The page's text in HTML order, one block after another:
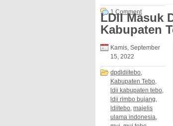
1 Comment
LDII Masuk
Kabupaten
Kamis, September
15, 2022
dpdldiitebo
Kabupaten Tebo
ldii kabupaten tebo
ldii rimbo bujang
ldiitebo majelis
ulama indonesia